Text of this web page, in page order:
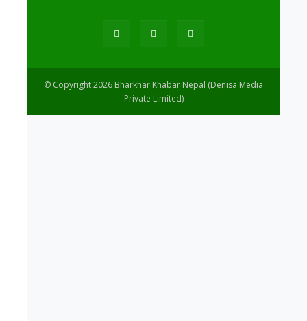
© Copyright 2026 Bharkhar Khabar Nepal (Denisa Media
Private Limited)